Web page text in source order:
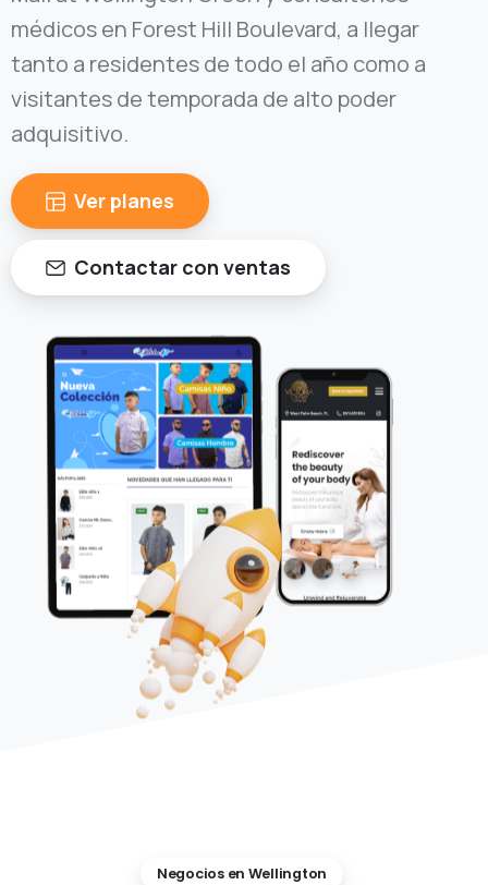
tanto a residentes de todo el año como a
visitantes de temporada de alto poder
adquisitivo.
Contactar con ventas